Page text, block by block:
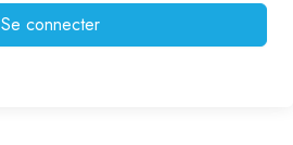
Se connecter